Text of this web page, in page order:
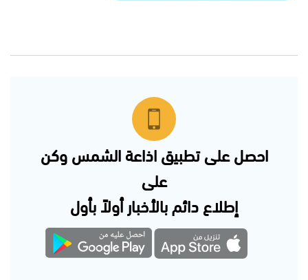
احصل على تطبيق اذاعة الشمس وكن
على
إطلاع دائم بالأخبار أولاً بأول